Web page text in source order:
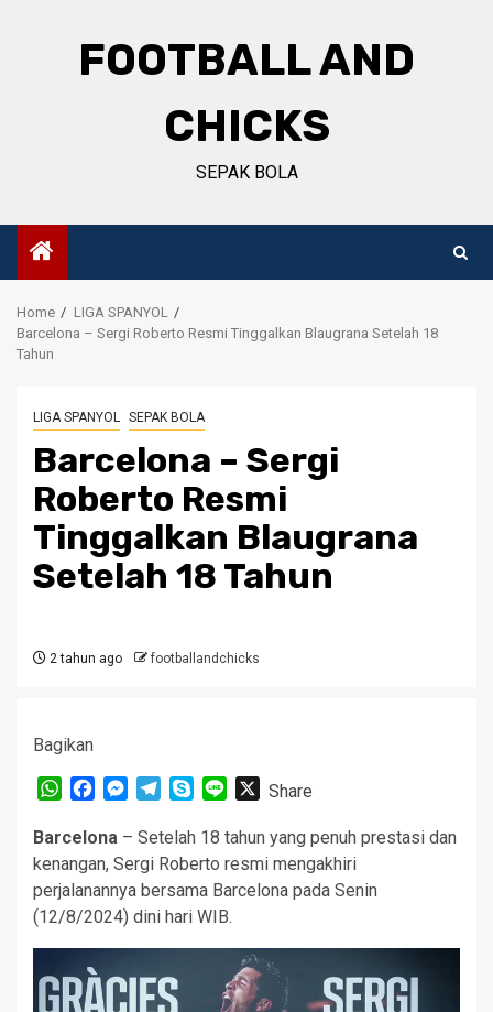
FOOTBALL AND
CHICKS
SEPAK BOLA
Home
LIGA SPANYOL
Barcelona – Sergi Roberto Resmi Tinggalkan Blaugrana Setelah 18
Tahun
LIGA SPANYOL SEPAK BOLA
Barcelona – Sergi
Roberto Resmi
Tinggalkan Blaugrana
Setelah 18 Tahun
2 tahun ago footballandchicks
Bagikan
WhatsApp
FacebookMessenger
TelegramSkypeLine XShare
Barcelona – Setelah 18 tahun yang penuh prestasi dan
kenangan, Sergi Roberto resmi mengakhiri
perjalanannya bersama Barcelona pada Senin
(12/8/2024) dini hari WIB.